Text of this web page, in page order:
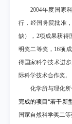
2004年度国家
行，经国务院批准，
缺）， 2项成果获得
明奖二等奖， 16项
得国家科学技术进步
际科学技术合作奖。
化学所与理化
完成的项目“若干新
国家自然科学奖二等